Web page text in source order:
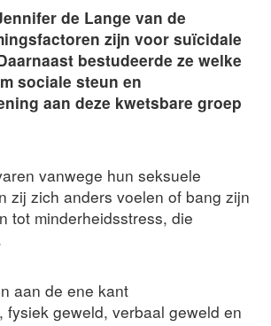
de Lange van de
zijn voor suïcidale
bestudeerde ze welke
sociale steun en
aan deze kwetsbare groep
vanwege hun seksuele
zij zich anders voelen of bang zijn
tot minderheidsstress, die
aan de ene kant
geweld, verbaal geweld en